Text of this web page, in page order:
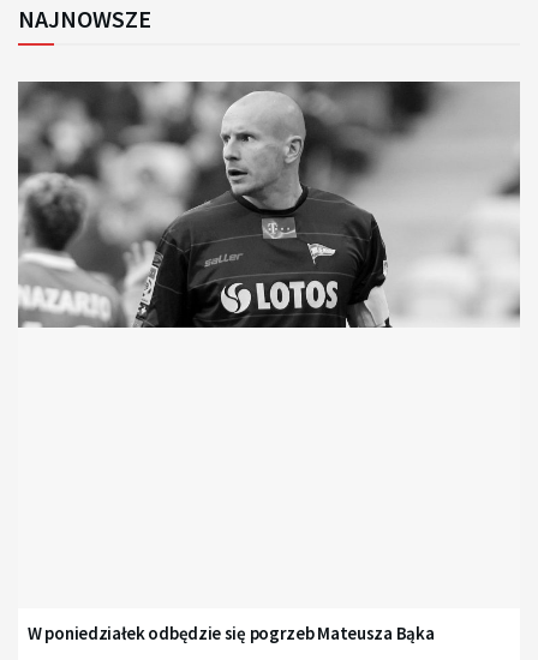
NAJNOWSZE
W poniedziałek odbędzie się pogrzeb Mateusza Bąka